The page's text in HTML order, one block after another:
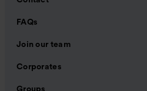
FAQs
Join our team
Corporates